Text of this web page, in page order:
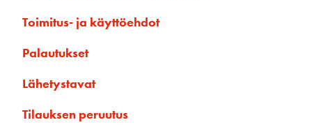
Toimitus- ja käyttöehdot
Palautukset
Lähetystavat
Tilauksen peruutus